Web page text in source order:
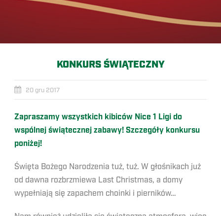
KONKURS ŚWIĄTECZNY
20 gru 2017
Zapraszamy wszystkich kibiców Nice 1 Ligi do
wspólnej świątecznej zabawy! Szczegóły konkursu
poniżej!
Święta Bożego Narodzenia tuż, tuż. W głośnikach już
od dawna rozbrzmiewa Last Christmas, a domy
wypełniają się zapachem choinki i pierników…